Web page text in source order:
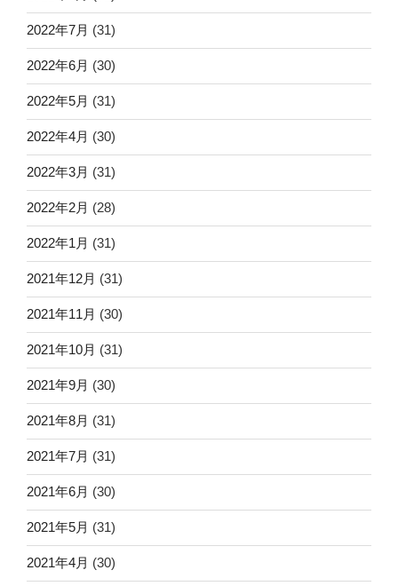
2022年7月 (31)
2022年6月 (30)
2022年5月 (31)
2022年4月 (30)
2022年3月 (31)
2022年2月 (28)
2022年1月 (31)
2021年12月 (31)
2021年11月 (30)
2021年10月 (31)
2021年9月 (30)
2021年8月 (31)
2021年7月 (31)
2021年6月 (30)
2021年5月 (31)
2021年4月 (30)